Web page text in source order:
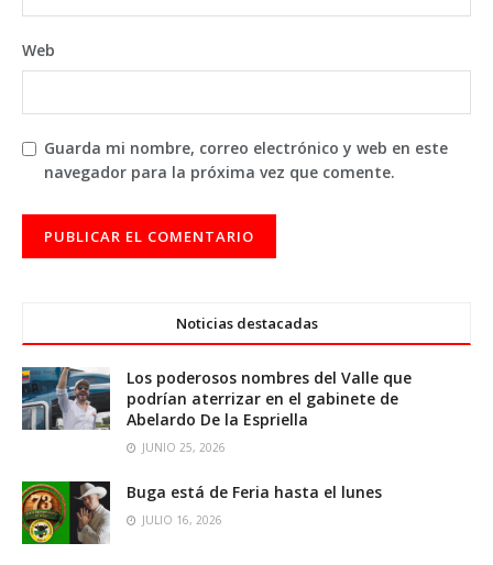
Web
Guarda mi nombre, correo electrónico y web en este
navegador para la próxima vez que comente.
Noticias destacadas
Los poderosos nombres del Valle que
podrían aterrizar en el gabinete de
Abelardo De la Espriella
JUNIO 25, 2026
Buga está de Feria hasta el lunes
JULIO 16, 2026